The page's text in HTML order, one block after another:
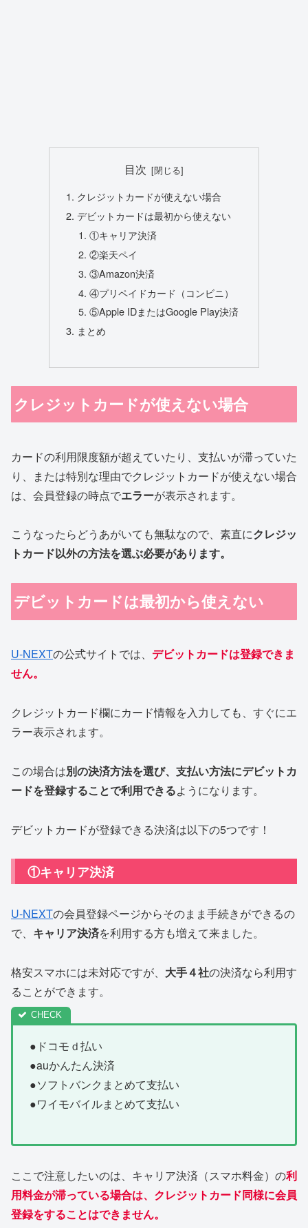
目次
クレジットカードが使えない場合
デビットカードは最初から使えない
①キャリア決済
②楽天ペイ
③Amazon決済
④プリペイドカード（コンビニ）
⑤Apple IDまたはGoogle Play決済
まとめ
クレジットカードが使えない場合
カードの利用限度額が超えていたり、支払いが滞っていた
り、または特別な理由でクレジットカードが使えない場合
は、会員登録の時点でエラーが表示されます。
こうなったらどうあがいても無駄なので、素直にクレジッ
トカード以外の方法を選ぶ必要があります。
デビットカードは最初から使えない
U-NEXTの公式サイトでは、 デビットカードは登録できま
せん。
クレジットカード欄にカード情報を入力しても、すぐにエ
ラー表示されます。
この場合は別の決済方法を選び、支払い方法にデビットカ
ードを登録することで利用できるようになります。
デビットカードが登録できる決済は以下の5つです！
①キャリア決済
U-NEXTの会員登録ページからそのまま手続きができるの
で、 キャリア決済を利用する方も増えて来ました。
格安スマホには未対応ですが、 大手４社の決済なら利用す
ることができます。
●ドコモｄ払い
●auかんたん決済
●ソフトバンクまとめて支払い
●ワイモバイルまとめて支払い
ここで注意したいのは、キャリア決済（スマホ料金）の利
用料金が滞っている場合は、クレジットカード同様に会員
登録をすることはできません。